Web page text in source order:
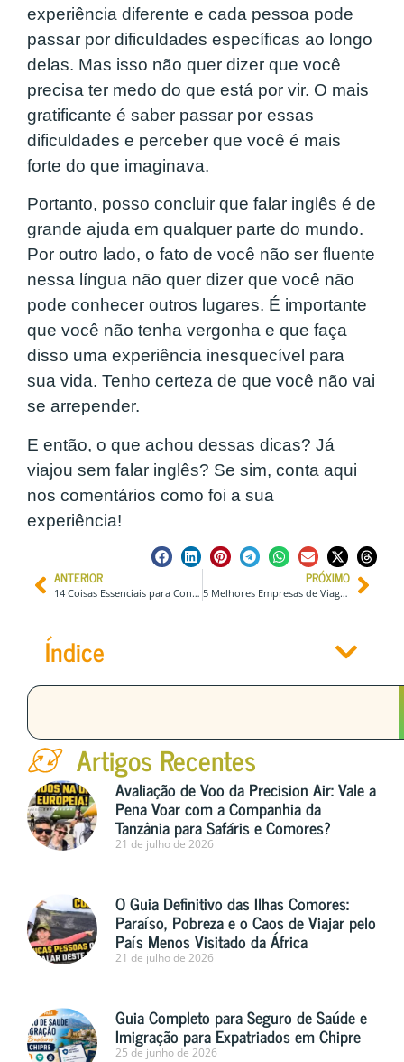
experiência diferente e cada pessoa pode
passar por dificuldades específicas ao longo
delas. Mas isso não quer dizer que você
precisa ter medo do que está por vir. O mais
gratificante é saber passar por essas
dificuldades e perceber que você é mais
forte do que imaginava.
Portanto, posso concluir que falar inglês é de
grande ajuda em qualquer parte do mundo.
Por outro lado, o fato de você não ser fluente
nessa língua não quer dizer que você não
pode conhecer outros lugares. É importante
que você não tenha vergonha e que faça
disso uma experiência inesquecível para
sua vida. Tenho certeza de que você não vai
se arrepender.
E então, o que achou dessas dicas? Já
viajou sem falar inglês? Se sim, conta aqui
nos comentários como foi a sua
experiência!
ANTERIOR
14 Coisas Essenciais para Considerar na Hora de Alugar um Carro
PRÓXIMO
5 Melhores Empresas de Viagens de Aventura em Grupo pelo Mundo
Índice
Artigos Recentes
Avaliação de Voo da Precision Air: Vale a
Pena Voar com a Companhia da
Tanzânia para Safáris e Comores?
21 de julho de 2026
O Guia Definitivo das Ilhas Comores:
Paraíso, Pobreza e o Caos de Viajar pelo
País Menos Visitado da África
21 de julho de 2026
Guia Completo para Seguro de Saúde e
Imigração para Expatriados em Chipre
25 de junho de 2026